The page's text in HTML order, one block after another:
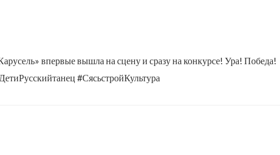
впервые вышла на сцену и сразу на конкурсе! Ура! Победа!
#СясьстройКультура